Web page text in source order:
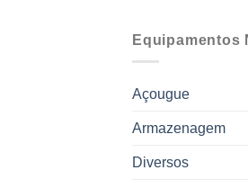
Equipamentos
Açougue
Armazenagem
Diversos